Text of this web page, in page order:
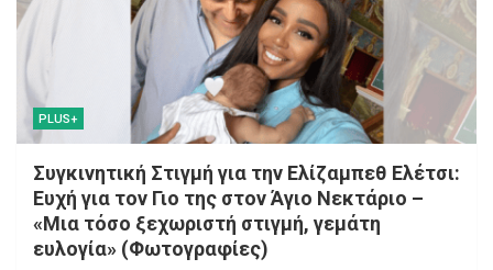
PLUS+
Συγκινητική Στιγμή για την Ελίζαμπεθ Ελέτσι:
Ευχή για τον Γιο της στον Άγιο Νεκτάριο –
«Μια τόσο ξεχωριστή στιγμή, γεμάτη
ευλογία» (Φωτογραφίες)